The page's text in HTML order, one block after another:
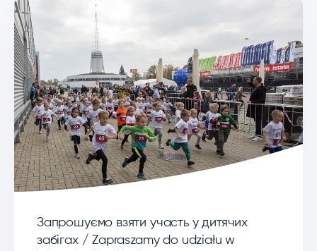
Запрошуємо взяти участь у дитячих
забігах / Zapraszamy do udziału w